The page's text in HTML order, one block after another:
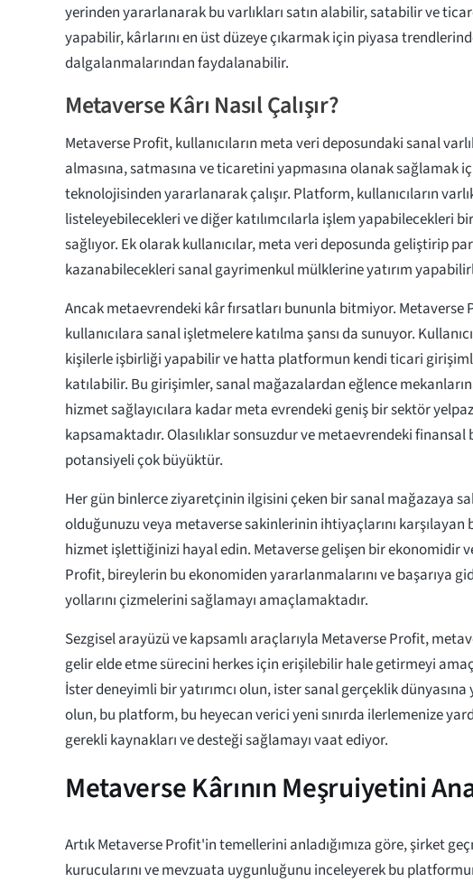
yerinden yararlanarak bu varlıkları satın alabilir, satabilir ve
yapabilir, kârlarını en üst düzeye çıkarmak için piyasa
dalgalanmalarından faydalanabilir.
Metaverse Kârı Nasıl Çalışır?
Metaverse Profit, kullanıcıların meta veri deposundaki sanal
almasına, satmasına ve ticaretini yapmasına olanak sağlamak
teknolojisinden yararlanarak çalışır. Platform, kullanıcıların
listeleyebilecekleri ve diğer katılımcılarla işlem yapabilecekleri
sağlıyor. Ek olarak kullanıcılar, meta veri deposunda geliştirip
kazanabilecekleri sanal gayrimenkul mülklerine yatırım
Ancak metaevrendeki kâr fırsatları bununla bitmiyor. Metaverse
kullanıcılara sanal işletmelere katılma şansı da sunuyor.
kişilerle işbirliği yapabilir ve hatta platformun kendi ticari
katılabilir. Bu girişimler, sanal mağazalardan eğlence
hizmet sağlayıcılara kadar meta evrendeki geniş bir sektör
kapsamaktadır. Olasılıklar sonsuzdur ve metaevrendeki finansal
potansiyeli çok büyüktür.
Her gün binlerce ziyaretçinin ilgisini çeken bir sanal mağazaya
olduğunuzu veya metaverse sakinlerinin ihtiyaçlarını karşılayan
hizmet işlettiğinizi hayal edin. Metaverse gelişen bir ekonomidir
Profit, bireylerin bu ekonomiden yararlanmalarını ve başarıya
yollarını çizmelerini sağlamayı amaçlamaktadır.
Sezgisel arayüzü ve kapsamlı araçlarıyla Metaverse Profit,
gelir elde etme sürecini herkes için erişilebilir hale getirmeyi
İster deneyimli bir yatırımcı olun, ister sanal gerçeklik dünyasına
olun, bu platform, bu heyecan verici yeni sınırda ilerlemenize
gerekli kaynakları ve desteği sağlamayı vaat ediyor.
Metaverse Kârının Meşruiyetini
Artık Metaverse Profit'in temellerini anladığımıza göre, şirket
kurucularını ve mevzuata uygunluğunu inceleyerek bu